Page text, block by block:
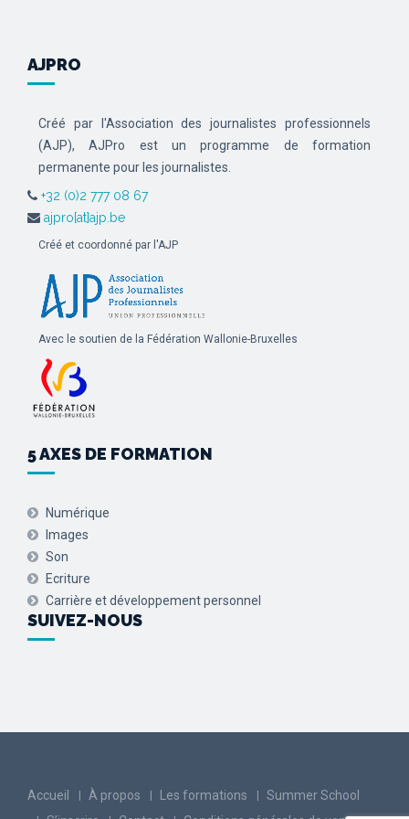
AJPRO
Créé par l'Association des journalistes professionnels
(AJP), AJPro est un programme de formation
permanente pour les journalistes.
+32 (0)2 777 08 67
ajpro[at]ajp.be
Créé et coordonné par l'AJP
Avec le soutien de la Fédération Wallonie-Bruxelles
5 AXES DE FORMATION
Numérique
Images
Son
Ecriture
Carrière et développement personnel
SUIVEZ-NOUS
Accueil À propos Les formations
Summer School